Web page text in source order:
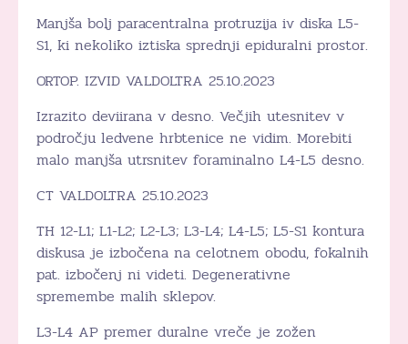
Manjša bolj paracentralna protruzija iv diska L5-
S1, ki nekoliko iztiska sprednji epiduralni prostor.
ORTOP. IZVID VALDOLTRA 25.10.2023
Izrazito deviirana v desno. Večjih utesnitev v
področju ledvene hrbtenice ne vidim. Morebiti
malo manjša utrsnitev foraminalno L4-L5 desno.
CT VALDOLTRA 25.10.2023
TH 12-L1; L1-L2; L2-L3; L3-L4; L4-L5; L5-S1 kontura
diskusa je izbočena na celotnem obodu, fokalnih
pat. izbočenj ni videti. Degenerativne
spremembe malih sklepov.
L3-L4 AP premer duralne vreče je zožen